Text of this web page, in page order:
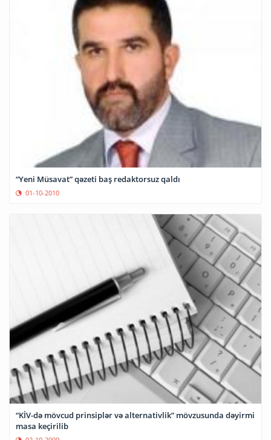
“Yeni Müsavat” qəzeti baş redaktorsuz qaldı
01-10-2010
“KİV-də mövcud prinsiplər və alternativlik” mövzusunda dəyirmi
masa keçirilib